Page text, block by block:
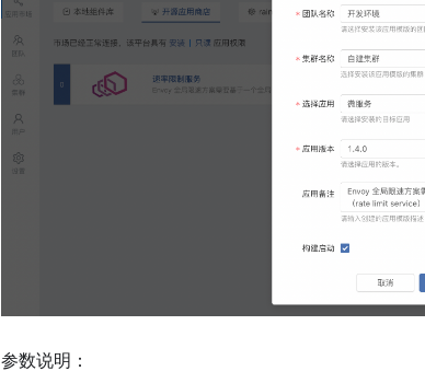
参数说明：